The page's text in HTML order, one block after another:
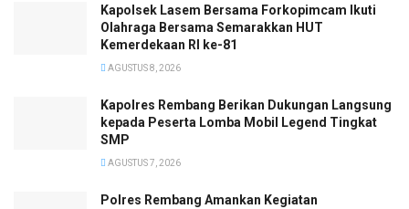
Kapolsek Lasem Bersama Forkopimcam Ikuti
Olahraga Bersama Semarakkan HUT
Kemerdekaan RI ke-81
AGUSTUS 8, 2026
Kapolres Rembang Berikan Dukungan Langsung
kepada Peserta Lomba Mobil Legend Tingkat
SMP
AGUSTUS 7, 2026
Polres Rembang Amankan Kegiatan